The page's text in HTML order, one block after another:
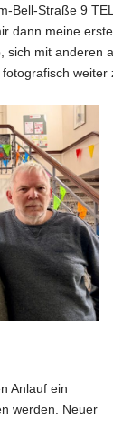
Bell-Straße 9
dann meine
mit
weiter
Anlauf ein
werden. Neuer